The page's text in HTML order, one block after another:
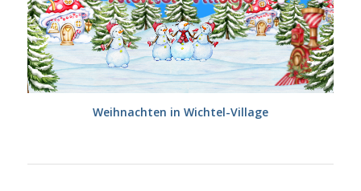
Weihnachten in Wichtel-Village